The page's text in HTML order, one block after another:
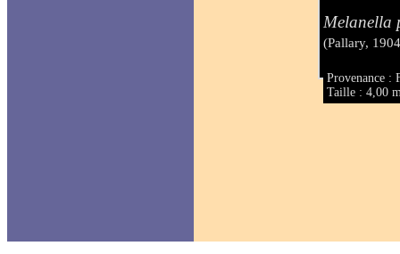
Melanella
(Pallary,
Provenance :
Taille : 4,00